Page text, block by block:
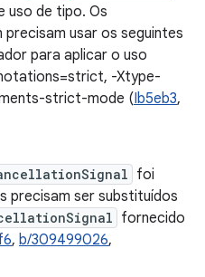
uso de tipo. Os
usar os seguintes
para aplicar o uso
-Xtype-
strict-mode (Ib5eb3,
foi
precisam ser substituídos
fornecido
, b/309499026,